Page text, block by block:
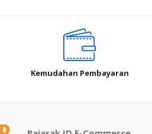
Kemudahan Pembayaran